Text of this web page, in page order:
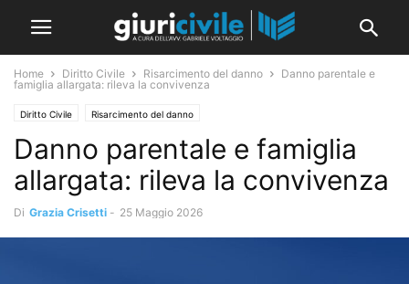
Home Diritto Civile Risarcimento del danno
Danno parentale e
famiglia allargata: rileva la convivenza
Diritto Civile Risarcimento del danno
Danno parentale e famiglia
allargata: rileva la convivenza
Di Grazia Crisetti - 25 Maggio 2026